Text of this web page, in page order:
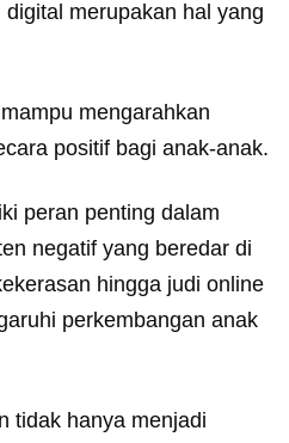
merupakan hal yang
mengarahkan
positif bagi anak-anak.
peran penting dalam
negatif yang beredar di
hingga judi online
perkembangan anak
tidak hanya menjadi